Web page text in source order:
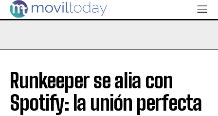
Runkeeper se alia con
Spotify: la unión perfecta